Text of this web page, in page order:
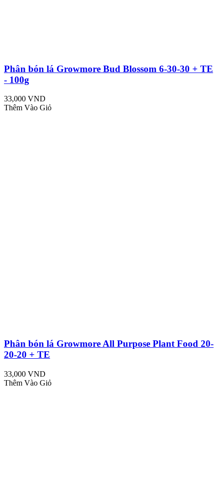
Phân bón lá Growmore Bud Blossom 6-30-30 + TE
- 100g
33,000 VND
Thêm Vào Giỏ
Phân bón lá Growmore All Purpose Plant Food 20-
20-20 + TE
33,000 VND
Thêm Vào Giỏ